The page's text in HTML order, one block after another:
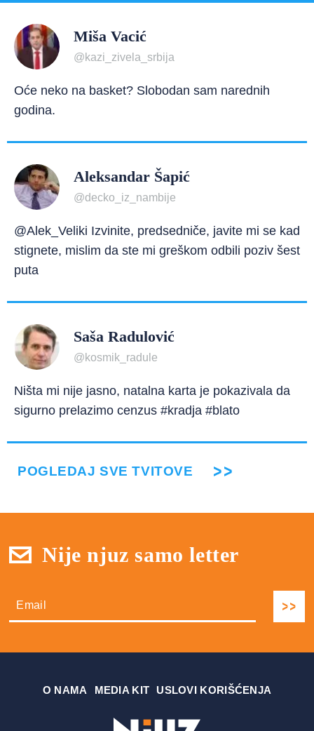
Miša Vacić
@kazi_zivela_srbija
Oće neko na basket? Slobodan sam narednih
godina.
Aleksandar Šapić
@decko_iz_nambije
@Alek_Veliki Izvinite, predsedniče, javite mi se kad
stignete, mislim da ste mi greškom odbili poziv šest
puta
Saša Radulović
@kosmik_radule
Ništa mi nije jasno, natalna karta je pokazivala da
sigurno prelazimo cenzus #kradja #blato
POGLEDAJ SVE TVITOVE
Nije njuz samo letter
О NAMA MEDIA KIT USLOVI KORIŠĆENJA